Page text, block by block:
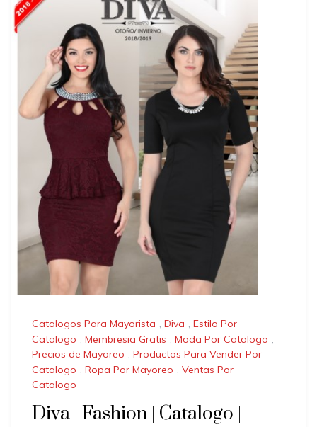
Catalogos Para Mayorista , Diva , Estilo Por
Catalogo , Membresia Gratis , Moda Por Catalogo ,
Precios de Mayoreo , Productos Para Vender Por
Catalogo , Ropa Por Mayoreo , Ventas Por
Catalogo
Diva | Fashion | Catalogo |